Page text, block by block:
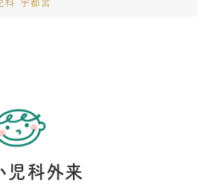
科 宇都宮
児科外来